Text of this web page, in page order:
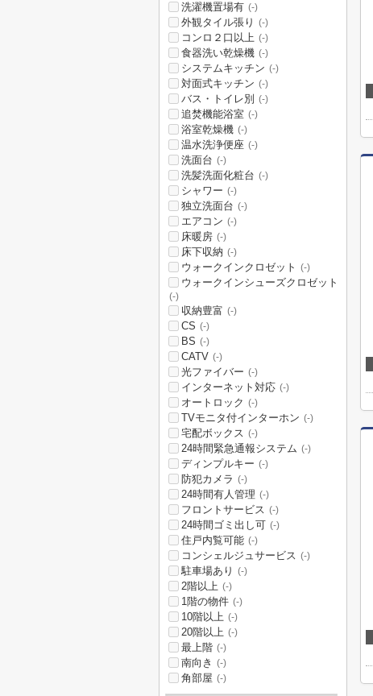
洗濯機置場有 (-)
外観タイル張り (-)
コンロ２口以上 (-)
食器洗い乾燥機 (-)
システムキッチン (-)
対面式キッチン (-)
バス・トイレ別 (-)
追焚機能浴室 (-)
浴室乾燥機 (-)
温水洗浄便座 (-)
洗面台 (-)
洗髪洗面化粧台 (-)
シャワー (-)
独立洗面台 (-)
エアコン (-)
床暖房 (-)
床下収納 (-)
ウォークインクロゼット (-)
ウォークインシューズクロゼット
(-)
収納豊富 (-)
CS (-)
BS (-)
CATV (-)
光ファイバー (-)
インターネット対応 (-)
オートロック (-)
TVモニタ付インターホン (-)
宅配ボックス (-)
24時間緊急通報システム (-)
ディンプルキー (-)
防犯カメラ (-)
24時間有人管理 (-)
フロントサービス (-)
24時間ゴミ出し可 (-)
住戸内覧可能 (-)
コンシェルジュサービス (-)
駐車場あり (-)
2階以上 (-)
1階の物件 (-)
10階以上 (-)
20階以上 (-)
最上階 (-)
南向き (-)
角部屋 (-)